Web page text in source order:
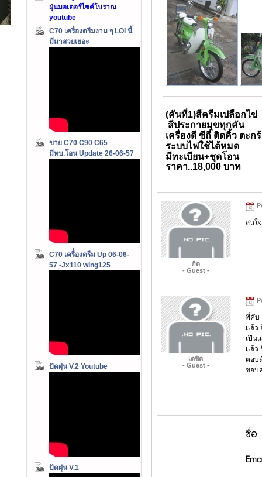
ฝุ่นมอเตอร์ไซค์โบราณ
youtube
C70 เครื่องดรีมงาม ๆ LOI นี้
มีมาสวยเยอะ
ขาย C70 C90 C65
มีทบ.โอน Update 26-06-57
C70 เครื่่องดรีม Up 06-06-
57 -Jx110 wing125
ปัดฝุ่น V.2 Youtube
ปัดฝุ่น V.1
(คันที่1)สีครีมเปลือกไข่
สีประกายมุขทุกคัน
เครื่องดี ซีถี่ ติดคิ้ว ตะก
ระบบไฟใช้ได้หมด
มีทะเบียน+ชุดโอน
ราคา..18,000 บาท
กิด
- Guest -
สนใ
เตชิต
- Guest -
พี่คับ
เเล้ว
เป๊น
เเล้
ตอบ
ขอบ
ชื่อ